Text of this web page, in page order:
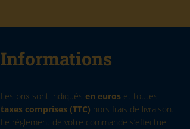
Informations
Les prix sont indiqués en euros et toutes
taxes comprises (TTC) hors frais de livraison.
Le règlement de votre commande s’effectue